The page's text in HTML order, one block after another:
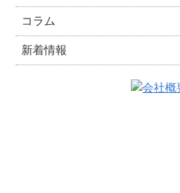
コラム
新着情報